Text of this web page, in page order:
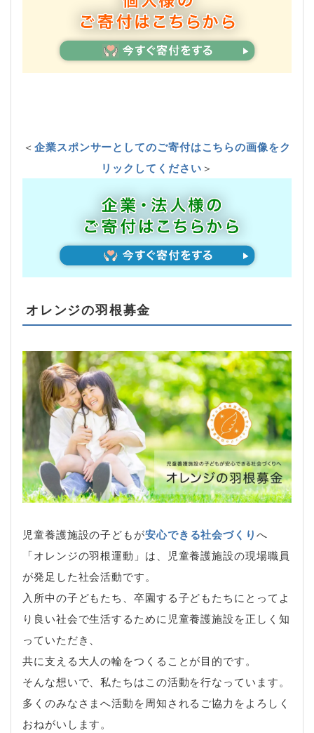
＜企業スポンサーとしてのご寄付はこちらの画像をク
リックしてください＞
オレンジの羽根募金
児童養護施設の子どもが安心できる社会づくりへ
「オレンジの羽根運動」は、児童養護施設の現場職員
が発足した社会活動です。
入所中の子どもたち、卒園する子どもたちにとってよ
り良い社会で生活するために児童養護施設を正しく知
っていただき、
共に支える大人の輪をつくることが目的です。
そんな想いで、私たちはこの活動を行なっています。
多くのみなさまへ活動を周知されるご協力をよろしく
おねがいします。